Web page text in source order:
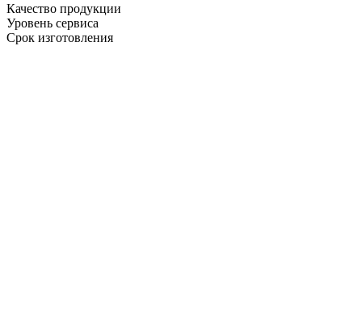
Качество продукции
Уровень сервиса
Срок изготовления